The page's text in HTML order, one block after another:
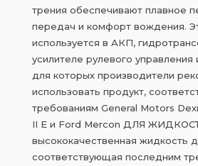
трения обеспечивают плавное
передач и комфорт вождения.
используется в АКП,
усилителе рулевого управления
для которых производители
использовать продукт,
требованиям General Motors
II E и Ford Mercon ДЛЯ
высококачественная жидкость
соответствующая последним